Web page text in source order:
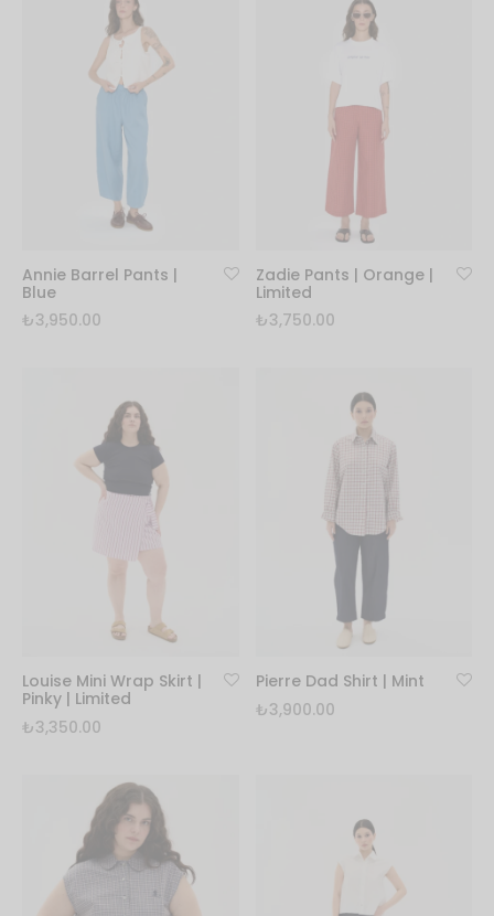
Annie Barrel Pants |
Blue
₺3,950.00
Zadie Pants | Orange |
Limited
₺3,750.00
Louise Mini Wrap Skirt |
Pinky | Limited
₺3,350.00
Pierre Dad Shirt | Mint
₺3,900.00